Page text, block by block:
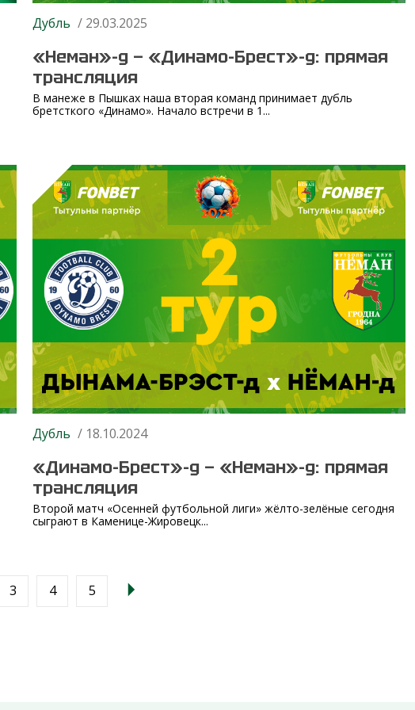
Дубль / 29.03.2025
«Неман»-д — «Динамо-Брест»-д: прямая
трансляция
В манеже в Пышках наша вторая команд принимает дубль
бретсткого «Динамо». Начало встречи в 1...
Дубль / 18.10.2024
«Динамо-Брест»-д — «Неман»-д: прямая
трансляция
Второй матч «Осенней футбольной лиги» жёлто-зелёные сегодня
сыграют в Каменице-Жировецк...
3 4 5